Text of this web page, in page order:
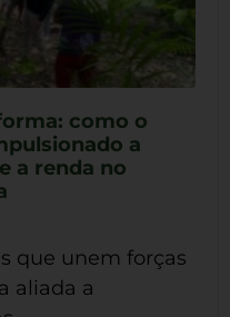
como o
a
a renda no
que unem forças
aliada a